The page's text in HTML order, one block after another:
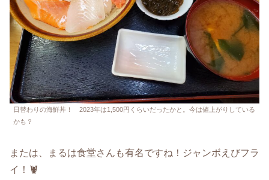
日替わりの海鮮丼！ 2023年は1,500円くらいだったかと。今は値上がりしている
かも？
または、まるは食堂さんも有名ですね！ジャンボえびフラ
イ！🦞